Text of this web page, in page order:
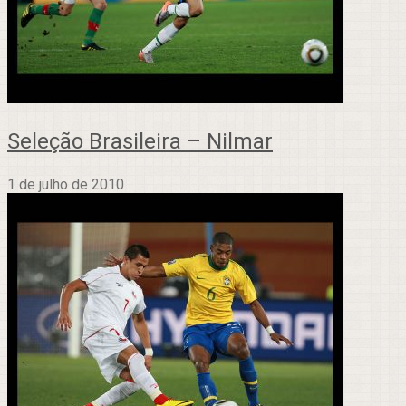
Seleção Brasileira – Nilmar
1 de julho de 2010